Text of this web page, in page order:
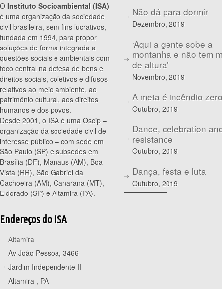
O Instituto Socioambiental (ISA)
é uma organização da sociedade
civil brasileira, sem fins lucrativos,
fundada em 1994, para propor
soluções de forma integrada a
questões sociais e ambientais com
foco central na defesa de bens e
direitos sociais, coletivos e difusos
relativos ao meio ambiente, ao
patrimônio cultural, aos direitos
humanos e dos povos.
Desde 2001, o ISA é uma Oscip –
organização da sociedade civil de
interesse público – com sede em
São Paulo (SP) e subsedes em
Brasília (DF), Manaus (AM), Boa
Vista (RR), São Gabriel da
Cachoeira (AM), Canarana (MT),
Eldorado (SP) e Altamira (PA).
Endereços do ISA
Altamira
Av João Pessoa, 3466
Jardim Independente II
Altamira , PA
Não dá para dormir
Dezembro, 2019
‘Aqui a gente sobe a
montanha e não tem
de altura’
Novembro, 2019
A meta é incêndio zero
Outubro, 2019
Dance, celebration
resistance
Outubro, 2019
Dança, festa e luta
Outubro, 2019